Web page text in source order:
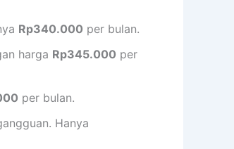
Rp340.000 per bulan.
harga Rp345.000 per
per bulan.
Hanya